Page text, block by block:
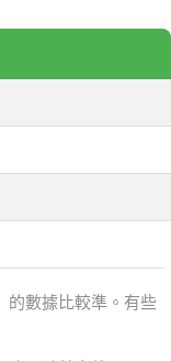
的數據比較準。有些